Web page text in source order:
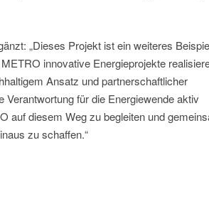
„Dieses Projekt ist ein weiteres
innovative Energieprojekte
Ansatz und partnerschaftlicher
für die Energiewende aktiv
auf diesem Weg zu begleiten und
zu schaffen.“